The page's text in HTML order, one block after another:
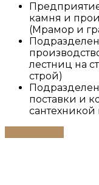
камня и
(Мрамор и
лестниц на
строй)
поставки и